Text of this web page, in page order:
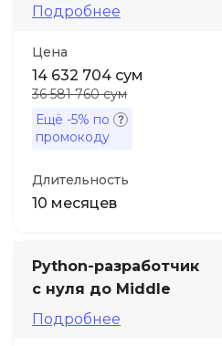
Подробнее
Цена
14 632 704 сум
36 581 760 сум
Ещё -5% по
промокоду
Длительность
10 месяцев
Python-разработчик
с нуля до Middle
Подробнее